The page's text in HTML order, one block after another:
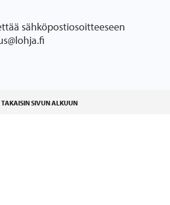
sähköpostiosoitteeseen
TAKAISIN SIVUN ALKUUN